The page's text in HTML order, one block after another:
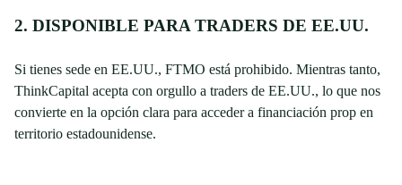
2. DISPONIBLE PARA TRADERS DE EE.UU.
Si tienes sede en EE.UU., FTMO está prohibido. Mientras tanto,
ThinkCapital acepta con orgullo a traders de EE.UU., lo que nos
convierte en la opción clara para acceder a financiación prop en
territorio estadounidense.